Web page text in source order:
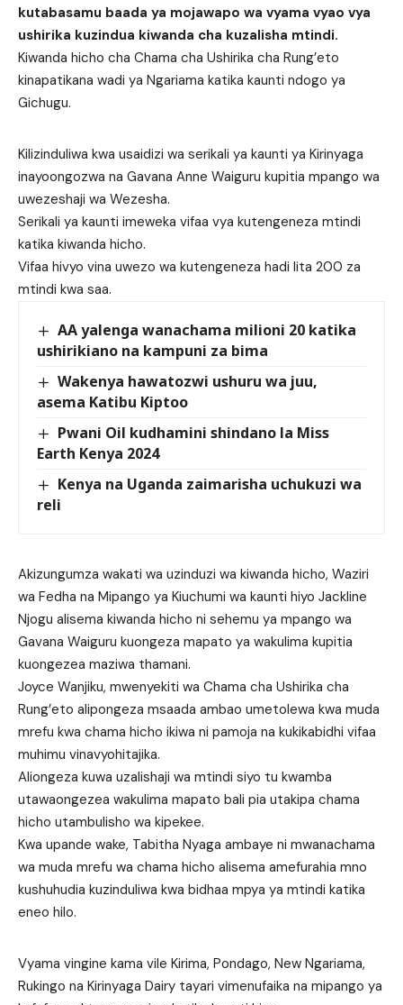
kutabasamu baada ya mojawapo wa vyama vyao vya
ushirika kuzindua kiwanda cha kuzalisha mtindi.
Kiwanda hicho cha Chama cha Ushirika cha Rung’eto
kinapatikana wadi ya Ngariama katika kaunti ndogo ya
Gichugu.
Kilizinduliwa kwa usaidizi wa serikali ya kaunti ya Kirinyaga
inayoongozwa na Gavana Anne Waiguru kupitia mpango wa
uwezeshaji wa Wezesha.
Serikali ya kaunti imeweka vifaa vya kutengeneza mtindi
katika kiwanda hicho.
Vifaa hivyo vina uwezo wa kutengeneza hadi lita 200 za
mtindi kwa saa.
AA yalenga wanachama milioni 20 katika
ushirikiano na kampuni za bima
Wakenya hawatozwi ushuru wa juu,
asema Katibu Kiptoo
Pwani Oil kudhamini shindano la Miss
Earth Kenya 2024
Kenya na Uganda zaimarisha uchukuzi wa
reli
Akizungumza wakati wa uzinduzi wa kiwanda hicho, Waziri
wa Fedha na Mipango ya Kiuchumi wa kaunti hiyo Jackline
Njogu alisema kiwanda hicho ni sehemu ya mpango wa
Gavana Waiguru kuongeza mapato ya wakulima kupitia
kuongezea maziwa thamani.
Joyce Wanjiku, mwenyekiti wa Chama cha Ushirika cha
Rung’eto alipongeza msaada ambao umetolewa kwa muda
mrefu kwa chama hicho ikiwa ni pamoja na kukikabidhi vifaa
muhimu vinavyohitajika.
Aliongeza kuwa uzalishaji wa mtindi siyo tu kwamba
utawaongezea wakulima mapato bali pia utakipa chama
hicho utambulisho wa kipekee.
Kwa upande wake, Tabitha Nyaga ambaye ni mwanachama
wa muda mrefu wa chama hicho alisema amefurahia mno
kushuhudia kuzinduliwa kwa bidhaa mpya ya mtindi katika
eneo hilo.
Vyama vingine kama vile Kirima, Pondago, New Ngariama,
Rukingo na Kirinyaga Dairy tayari vimenufaika na mipango ya